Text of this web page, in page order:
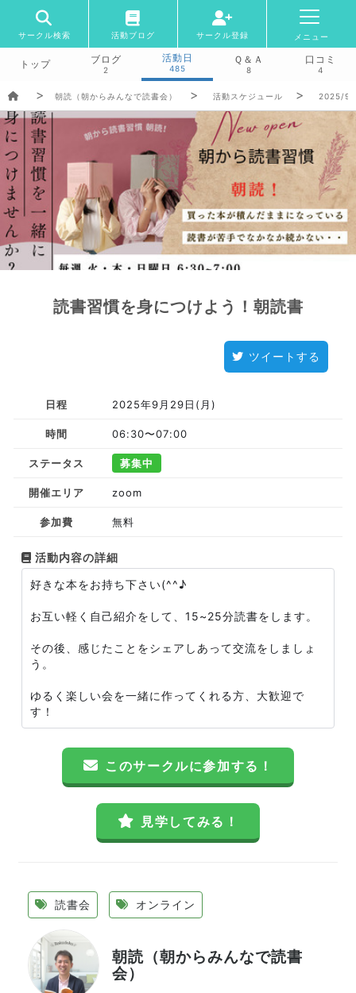
サークル検索 活動ブログ サークル登録 メニュー
トップ ブログ
2
活動日
485
Ｑ＆Ａ
8
口コミ
4
朝読（朝からみんなで読書会） 活動スケジュール 2025/9/
読書習慣を身につけよう！朝読書
ツイートする
日程 2025年9月29日(月)
時間 06:30〜07:00
ステータス 募集中
開催エリア zoom
参加費 無料
活動内容の詳細
好きな本をお持ち下さい(^^♪
お互い軽く自己紹介をして、15~25分読書をします。
その後、感じたことをシェアしあって交流をしましょ
う。
ゆるく楽しい会を一緒に作ってくれる方、大歓迎で
す！
このサークルに参加する！
見学してみる！
読書会 オンライン
朝読（朝からみんなで読書
会）